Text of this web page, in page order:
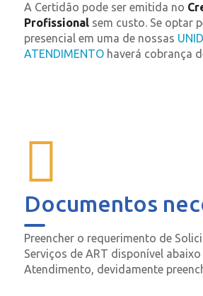
A Certidão pode ser emitida no
Profissionalsem custo. Se optar
presencial em uma de nossas
ATENDIMENTOhaverá cobrança
Documentos
Preencher o requerimento de
Serviços de ART disponível
Atendimento, devidamente